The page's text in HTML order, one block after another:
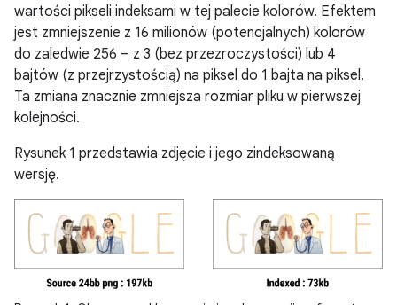
wartości pikseli indeksami w tej palecie kolorów. Efektem
jest zmniejszenie z 16 milionów (potencjalnych) kolorów
do zaledwie 256 – z 3 (bez przezroczystości) lub 4
bajtów (z przejrzystością) na piksel do 1 bajta na piksel.
Ta zmiana znacznie zmniejsza rozmiar pliku w pierwszej
kolejności.
Rysunek 1 przedstawia zdjęcie i jego zindeksowaną
wersję.